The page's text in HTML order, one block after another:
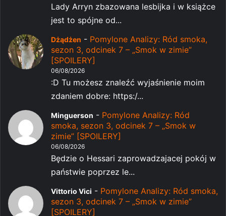
Lady Arryn zbazowana lesbijka i w książce
jest to spójne od...
Dżądżen - Pomylone Analizy: Ród smoka,
sezon 3, odcinek 7 – „Smok w zimie”
[SPOILERY]
06/08/2026
:D Tu możesz znaleźć wyjaśnienie moim
zdaniem dobre: https:/...
Minguerson - Pomylone Analizy: Ród
smoka, sezon 3, odcinek 7 – „Smok w
zimie” [SPOILERY]
06/08/2026
Będzie o Hessari zaprowadzajacej pokój w
państwie poprzez le...
Vittorio Vici - Pomylone Analizy: Ród smoka,
sezon 3, odcinek 7 – „Smok w zimie”
[SPOILERY]